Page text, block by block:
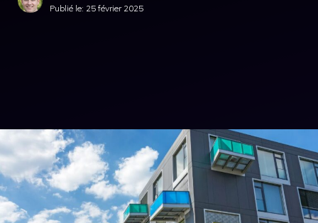
Publié le: 25 février 2025